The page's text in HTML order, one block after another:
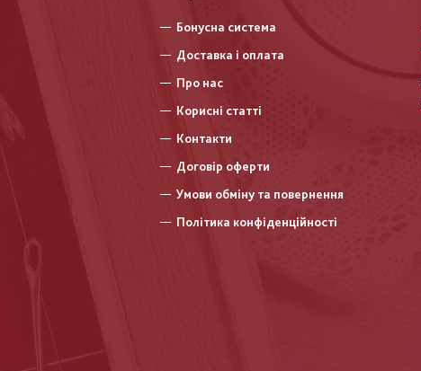
нижнього
колонтитулу
Бонусна система
Доставка і оплата
Про нас
Корисні статті
Контакти
Договір оферти
Умови обміну та повернення
Політика конфіденційності